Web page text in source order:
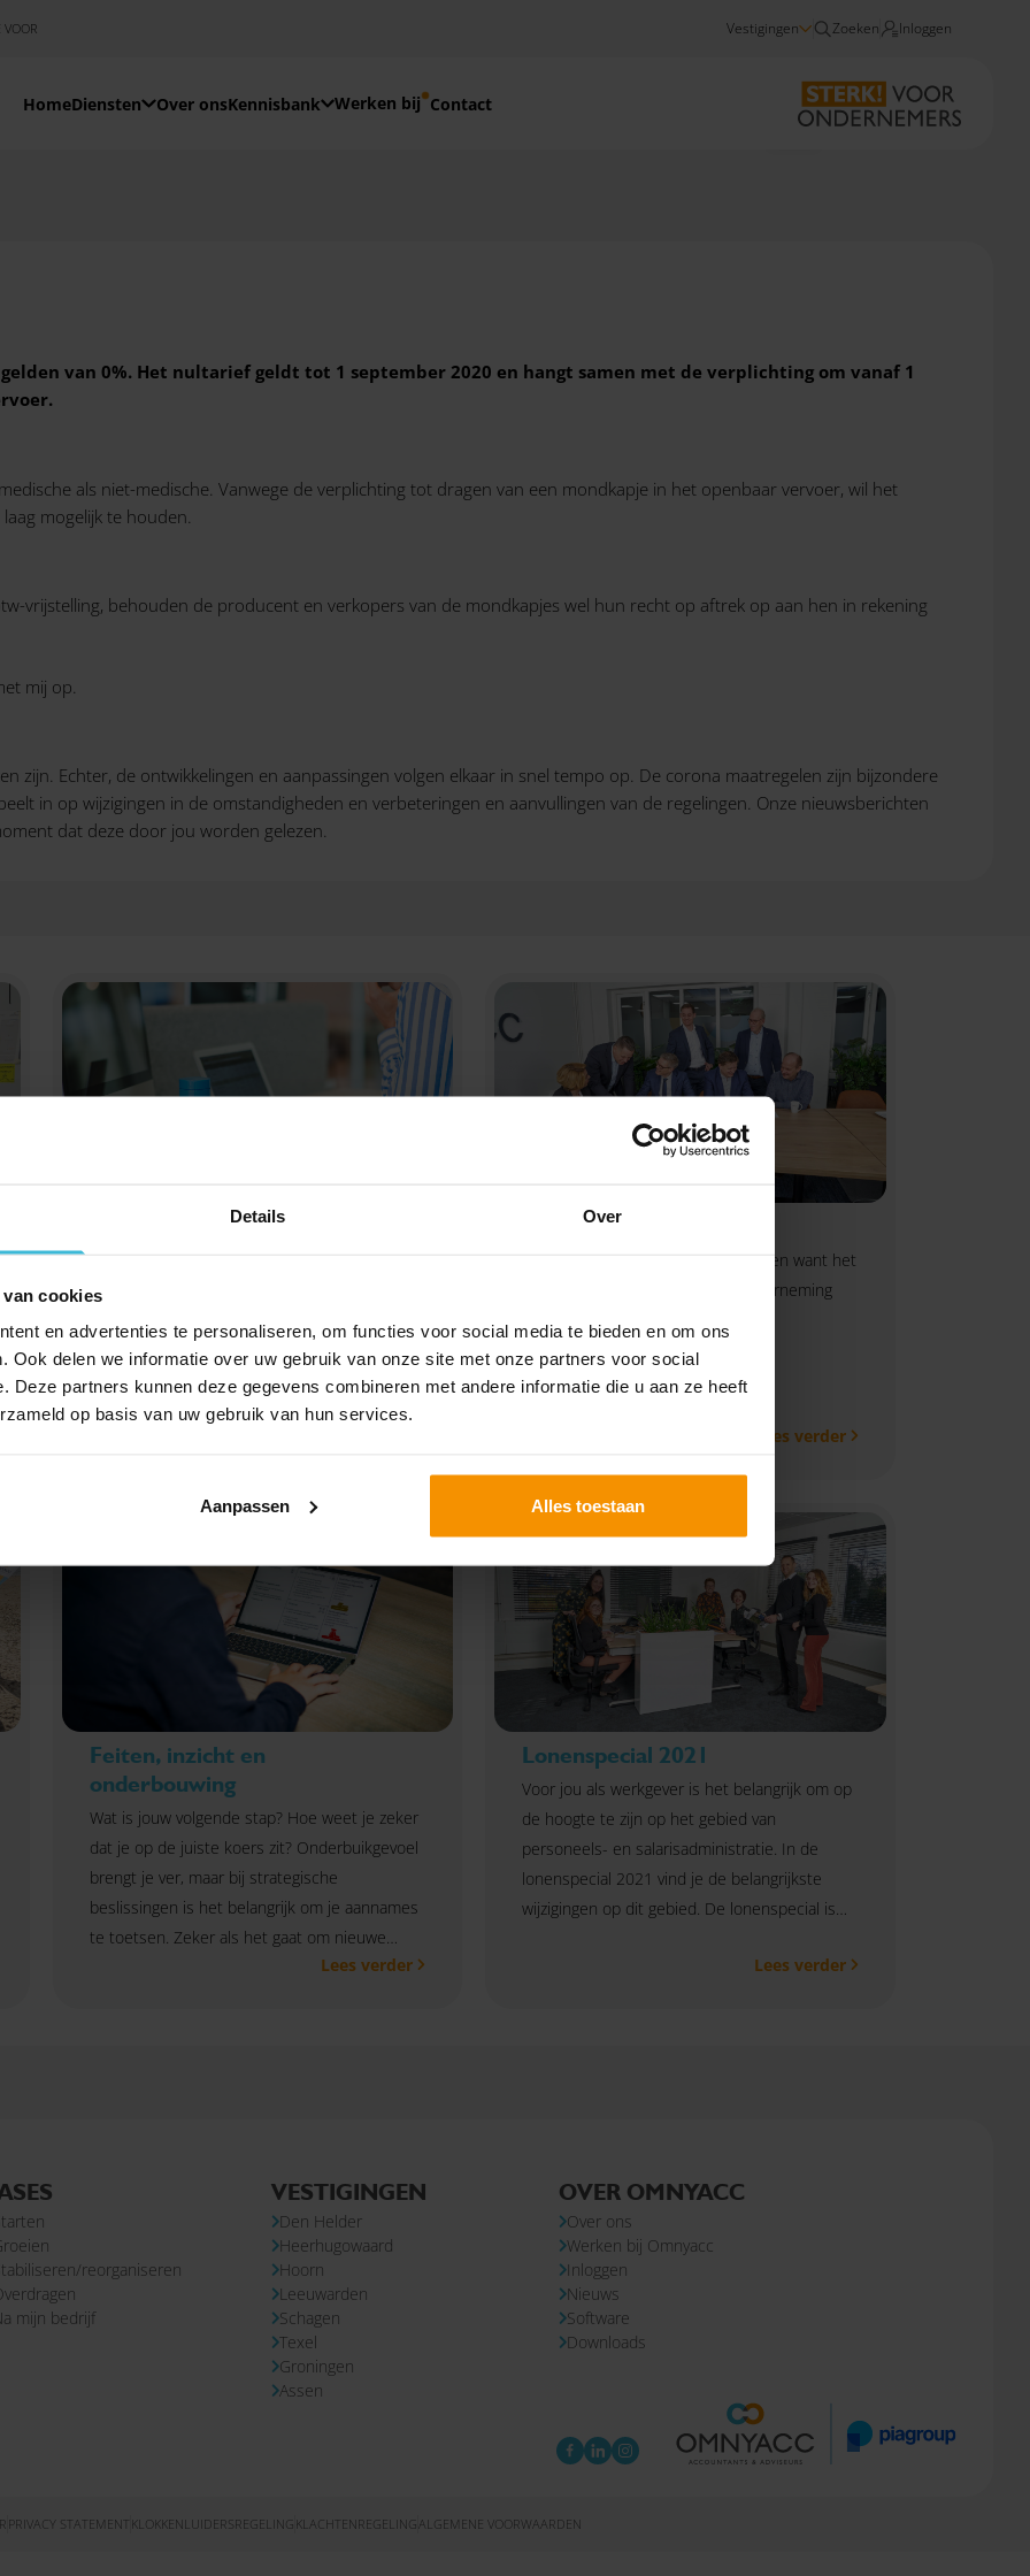
Details Over
cookies
en advertenties te personaliseren, om functies voor social media te bieden en om ons
Ook delen we informatie over uw gebruik van onze site met onze partners voor social
Deze partners kunnen deze gegevens combineren met andere informatie die u aan ze heeft
op basis van uw gebruik van hun services.
Aanpassen Alles toestaan
Vestigingen Zoeken Inloggen
HomeDiensten Over onsKennisbank Werken bij Contact
Nieuws Geen btw op mondkapjes
van 0%. Het nultarief geldt tot 1 september 2020 en hangt samen met de verplichting om vanaf 1
als niet-medische. Vanwege de verplichting tot dragen van een mondkapje in het openbaar vervoer, wil het
mogelijk te houden.
vrijstelling, behouden de producent en verkopers van de mondkapjes wel hun recht op aftrek op aan hen in rekening
mij op.
zijn. Echter, de ontwikkelingen en aanpassingen volgen elkaar in snel tempo op. De corona maatregelen zijn bijzondere
in op wijzigingen in de omstandigheden en verbeteringen en aanvullingen van de regelingen. Onze nieuwsberichten
dat deze door jou worden gelezen.
ondersteuning biedt op het gebied van HRM
Overdragen
Begin op tijd met de voorbereidingen want het
verkoopklaar maken van jouw onderneming
Lees verder
Feiten, inzicht en
onderbouwing
Wat is jouw volgende stap? Hoe weet je zeker
dat je op de juiste koers zit? Onderbuikgevoel
brengt je ver, maar bij strategische
beslissingen is het belangrijk om je aannames
te toetsen. Zeker als het gaat om nieuwe
producten, markten of groeikansen. BijLees verder
Lonenspecial 2021
Voor jou als werkgever is het belangrijk om op
de hoogte te zijn op het gebied van
personeels- en salarisadministratie. In de
lonenspecial 2021 vind je de belangrijkste
wijzigingen op dit gebied. De lonenspecial is
hoogte van de laatste actualiteiten.Lees verder
reorganiseren
mijn bedrijf
VESTIGINGEN
Den Helder
Heerhugowaard
Hoorn
Leeuwarden
Schagen
Texel
Groningen
Assen
OVER OMNYACC
Over ons
Werken bij Omnyacc
Inloggen
Nieuws
Software
Downloads
PRIVACY STATEMENT KLOKKENLUIDERSREGELING KLACHTENREGELINGALGEMENE VOORWAARDEN